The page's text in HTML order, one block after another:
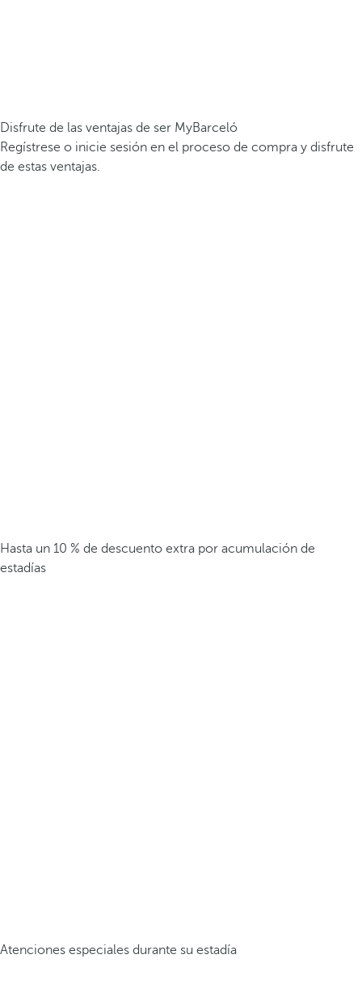
Disfrute de las ventajas de ser MyBarceló
Regístrese o inicie sesión en el proceso de compra y disfrute
de estas ventajas.
Hasta un 10 % de descuento extra por acumulación de
estadías
Atenciones especiales durante su estadía